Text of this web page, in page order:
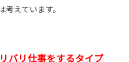
考えています。
バリ仕事をするタイプ